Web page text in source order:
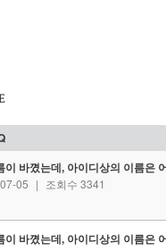
이 바꼈는데, 아이디상의 이름은
05 | 조회수 3341
이 바꼈는데, 아이디상의 이름은